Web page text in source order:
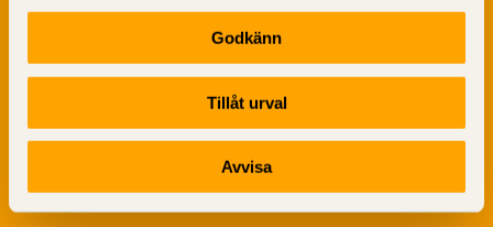
Godkänn
Tillåt urval
Avvisa
Träets egenskaper och kvalitet
Sågverksprocessen
Träbaserade produkter
Kemisk behandling
Fakta om Limträ
Fukt
Värmeisolering och lufttäthet
med trä.
Dela på
Prenumerera på TräGuidens nyhetsbrev!